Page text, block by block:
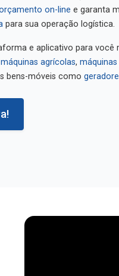
orçamento on-line e garanta
para sua operação logística.
e aplicativo para você
máquinas agrícolas máquinas
bens-móveis como